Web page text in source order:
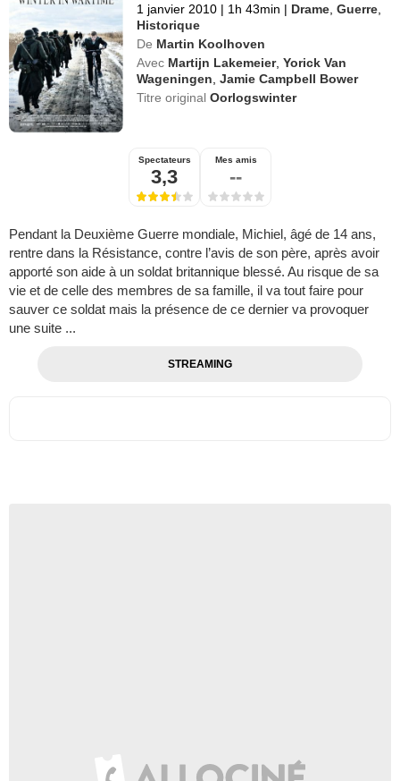
1 janvier 2010 | 1h 43min | Drame ,Guerre
Historique
De Martin Koolhoven
Avec Martijn Lakemeier,Yorick Van
Wageningen ,Jamie Campbell Bower
Titre originalOorlogswinter
Spectateurs
3,3
Mes amis
--
Pendant la Deuxième Guerre mondiale, Michiel, âgé de 14 ans,
rentre dans la Résistance, contre l’avis de son père, après avoir
apporté son aide à un soldat britannique blessé. Au risque de sa
vie et de celle des membres de sa famille, il va tout faire pour
sauver ce soldat mais la présence de ce dernier va provoquer
une suite ...
STREAMING